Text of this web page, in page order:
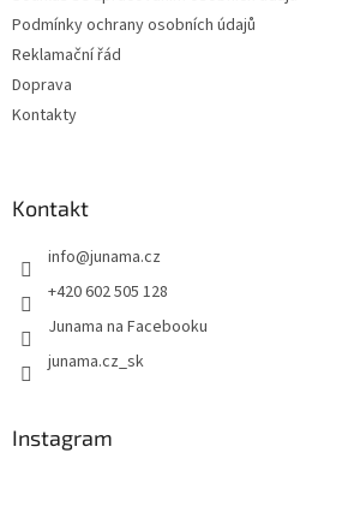
Podmínky ochrany osobních údajů
Reklamační řád
Doprava
Kontakty
Kontakt
info@junama.cz
+420 602 505 128
Junama na Facebooku
junama.cz_sk
Instagram